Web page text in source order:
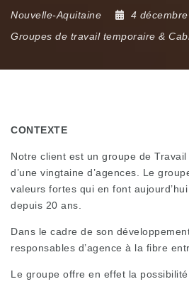
Nouvelle-Aquitaine
4
Groupes de travail temporaire &
CONTEXTE
Notre client est un groupe de
d’une vingtaine d’agences. Le
valeurs fortes qui en font
depuis 20 ans.
Dans le cadre de son
responsables d’agence à la fibre
Le groupe offre en effet la